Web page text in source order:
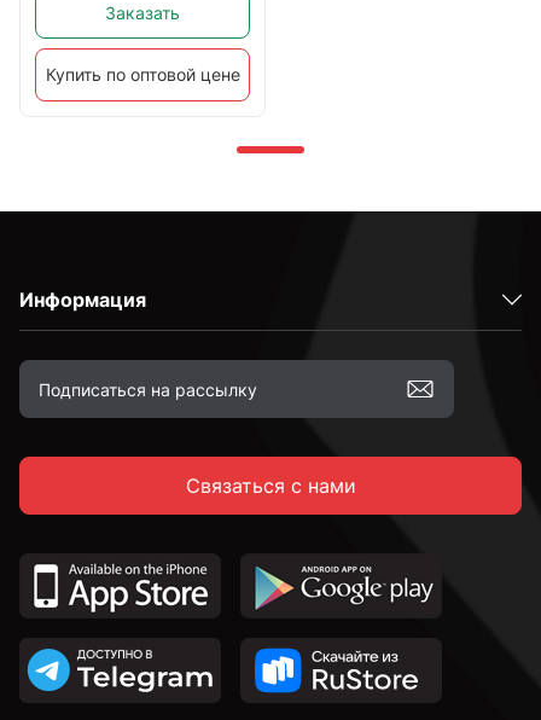
Заказать
Купить по оптовой цене
Информация
Связаться с нами